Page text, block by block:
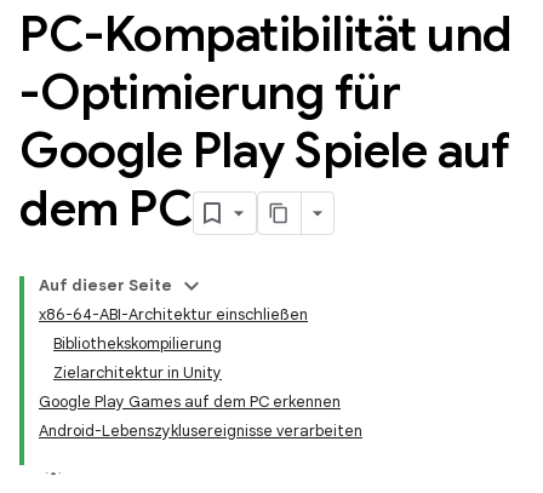
PC-Kompatibilität und
-Optimierung für
Google Play Spiele auf
dem PC
Auf dieser Seite
x86-64-ABI-Architektur einschließen
Bibliothekskompilierung
Zielarchitektur in Unity
Google Play Games auf dem PC erkennen
Android-Lebenszyklusereignisse verarbeiten